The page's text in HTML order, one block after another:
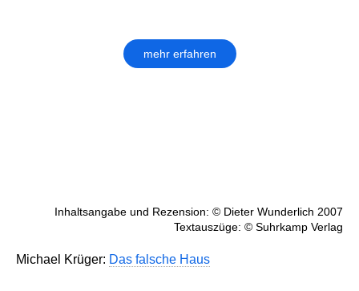
mehr erfahren
Inhaltsangabe und Rezension: © Dieter Wunderlich 2007
Textauszüge: © Suhrkamp Verlag
Michael Krüger: Das falsche Haus